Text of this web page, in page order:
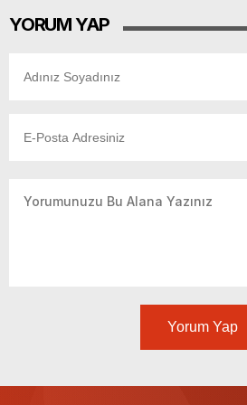
YORUM YAP
Yorum Yap